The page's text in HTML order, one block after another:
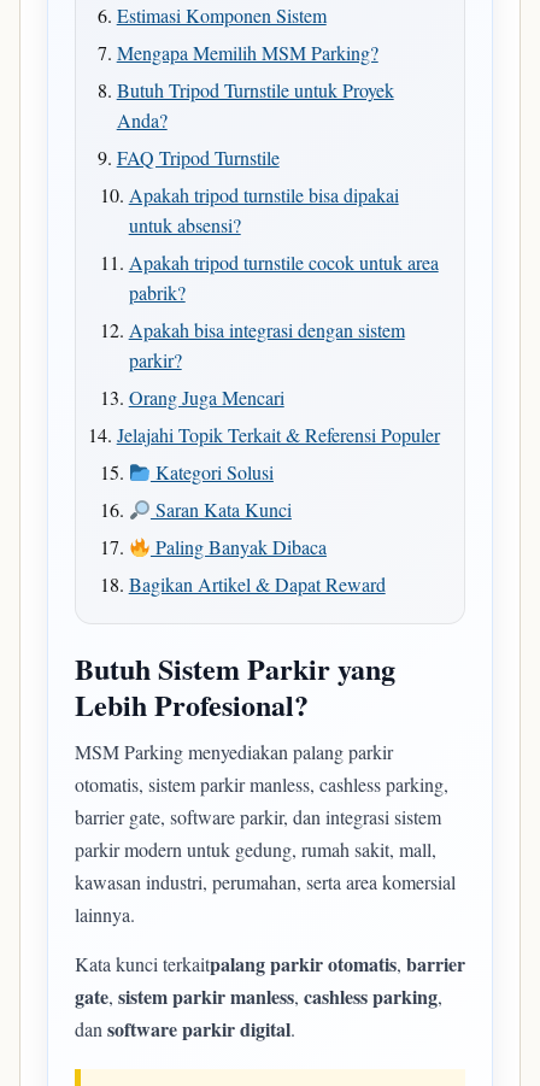
Estimasi Komponen Sistem
Mengapa Memilih MSM Parking?
Butuh Tripod Turnstile untuk Proyek
Anda?
FAQ Tripod Turnstile
Apakah tripod turnstile bisa dipakai
untuk absensi?
Apakah tripod turnstile cocok untuk area
pabrik?
Apakah bisa integrasi dengan sistem
parkir?
Orang Juga Mencari
Jelajahi Topik Terkait & Referensi Populer
Kategori Solusi
Saran Kata Kunci
Paling Banyak Dibaca
Bagikan Artikel & Dapat Reward
Butuh Sistem Parkir yang
Lebih Profesional?
MSM Parking menyediakan palang parkir
otomatis, sistem parkir manless, cashless parking,
barrier gate, software parkir, dan integrasi sistem
parkir modern untuk gedung, rumah sakit, mall,
kawasan industri, perumahan, serta area komersial
lainnya.
Kata kunci terkaitpalang parkir otomatis, barrier
gate, sistem parkir manless, cashless parking,
dan software parkir digital.